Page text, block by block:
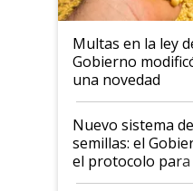
Multas en la ley
Gobierno
una novedad
Nuevo sistema
semillas: el
el protocolo para
propiedad